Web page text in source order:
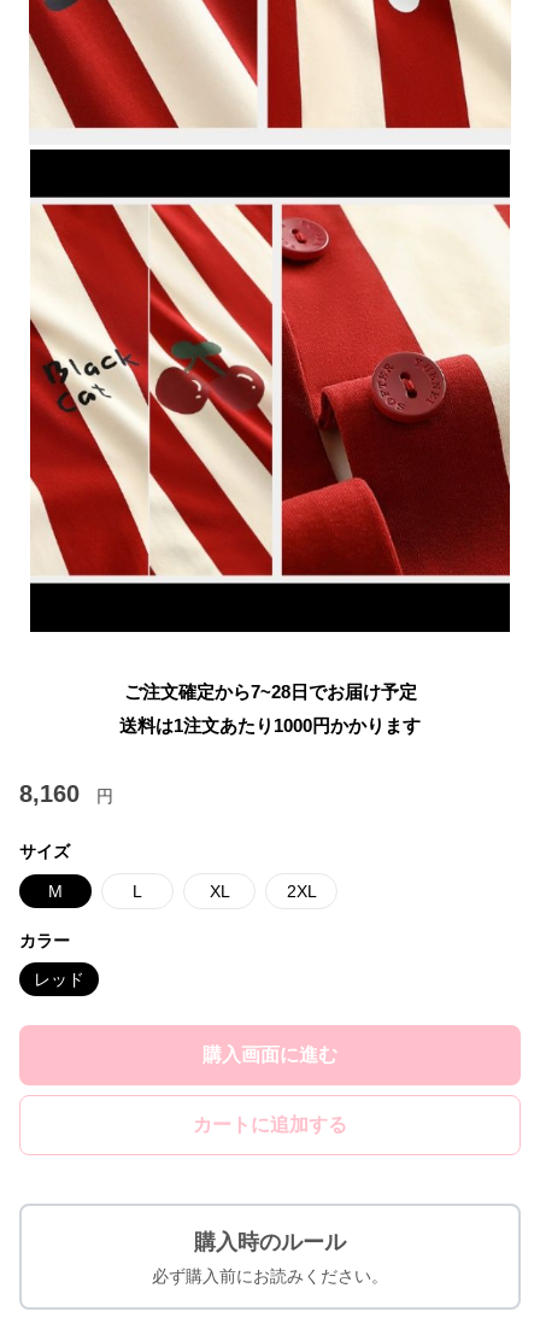
ご注文確定から7~28日でお届け予定
送料は1注文あたり 1000円かかります
8,160 円
サイズ
M L XL 2XL
カラー
レッド
購入画面に進む
カートに追加する
購入時のルール
必ず購入前にお読みください。